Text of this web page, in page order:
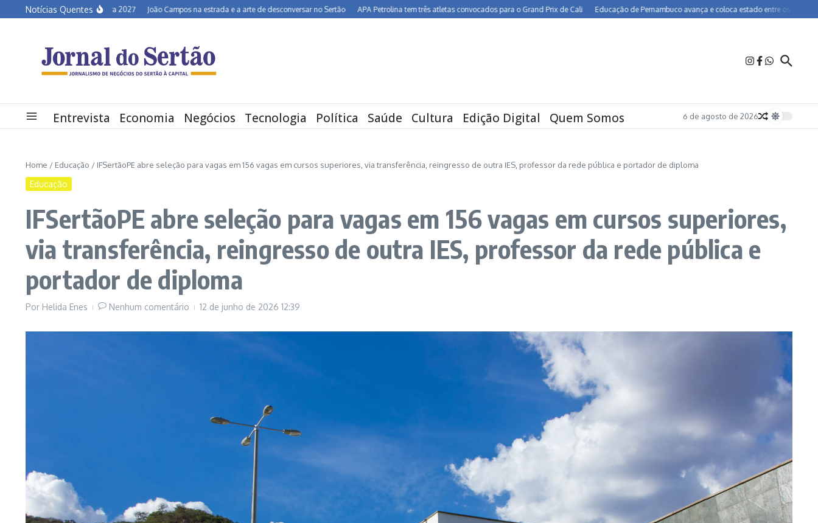
Ir para o conteúdo
Notícias Quentes
Semiárido em alerta para 2027 João Campos na estrada e a arte de desconversar no Sertão APA Petrolina tem três atletas convocados para o Grand Prix de Cali Educação de Pernambuco avança e coloca estado entre os melhores do
Entrevista Economia Negócios Tecnologia Política Saúde Cultura Edição Digital Quem Somos 6 de agosto de 2026
Home / Educação / IFSertãoPE abre seleção para vagas em 156 vagas em cursos superiores, via transferência, reingresso de outra IES, professor da rede pública e portador de diploma
Educação
IFSertãoPE abre seleção para vagas em 156 vagas em cursos superiores,
via transferência, reingresso de outra IES, professor da rede pública e
portador de diploma
Por Helida Enes Nenhum comentário 12 de junho de 2026 12:39